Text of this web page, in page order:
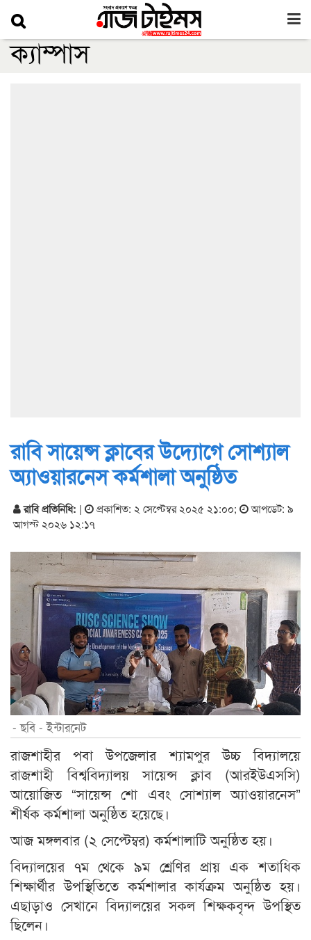
ক্যাম্পাস
রাবি সায়েন্স ক্লাবের উদ্যোগে সোশ্যাল
অ্যাওয়ারনেস কর্মশালা অনুষ্ঠিত
রাবি প্রতিনিধি: | প্রকাশিত: ২ সেপ্টেম্বর ২০২৫ ২১:০০;
আপডেট: ৯
আগস্ট ২০২৬ ১২:১৭
- ছবি - ইন্টারনেট
রাজশাহীর পবা উপজেলার শ্যামপুর উচ্চ বিদ্যালয়ে
রাজশাহী বিশ্ববিদ্যালয় সায়েন্স ক্লাব (আরইউএসসি)
আয়োজিত “সায়েন্স শো এবং সোশ্যাল অ্যাওয়ারনেস”
শীর্ষক কর্মশালা অনুষ্ঠিত হয়েছে।
আজ মঙ্গলবার (২ সেপ্টেম্বর) কর্মশালাটি অনুষ্ঠিত হয়।
বিদ্যালয়ের ৭ম থেকে ৯ম শ্রেণির প্রায় এক শতাধিক
শিক্ষার্থীর উপস্থিতিতে কর্মশালার কার্যক্রম অনুষ্ঠিত হয়।
এছাড়াও সেখানে বিদ্যালয়ের সকল শিক্ষকবৃন্দ উপস্থিত
ছিলেন।